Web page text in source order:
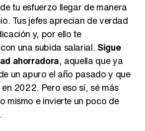
tu esfuerzo llegar de manera
Tus jefes aprecian de verdad
y, por ello te
una subida salarial. Sigue
ahorradora, aquella que ya
un apuro el año pasado y que
2022. Pero eso sí, sé más
mismo e invierte un poco de